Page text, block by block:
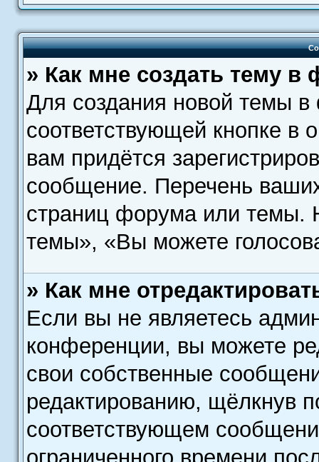
» Как мне создать тему в
Для создания новой темы
соответствующей кнопке
вам придётся
сообщение. Перечень
страниц форума или темы.
темы», «Вы можете
» Как мне
Если вы не являетесь
конференции, вы можете
свои собственные
редактированию, щёлкнув
соответствующем